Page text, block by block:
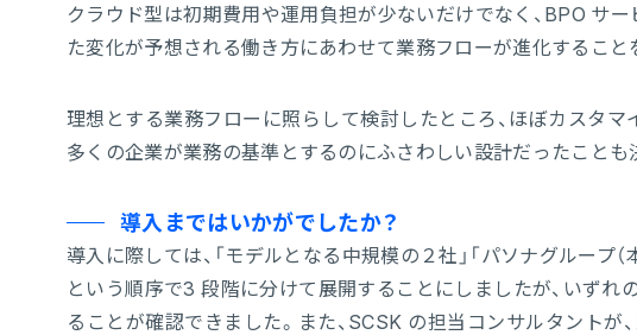
クラウド型は初期費用や運用負担が少ないだけでなく、BPO サ
た変化が予想される働き方にあわせて業務フローが進化すること
理想とする業務フローに照らして検討したところ、ほぼカスタ
多くの企業が業務の基準とするのにふさわしい設計だったことも
導入まではいかがでしたか？
導入に際しては、「モデルとなる中規模の２社」「パソナグループ（
という順序で3 段階に分けて展開することにしましたが、いず
ることが確認できました。また、SCSK の担当コンサルタント